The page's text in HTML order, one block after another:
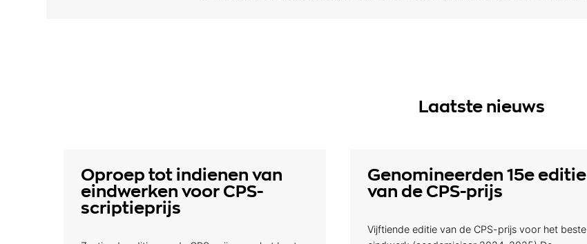
Laatste nieuws
Oproep tot indienen van
eindwerken voor CPS-
scriptieprijs
Genomineerden 15e editie
van de CPS-prijs
Vijftiende editie van de CPS-prijs voor het beste